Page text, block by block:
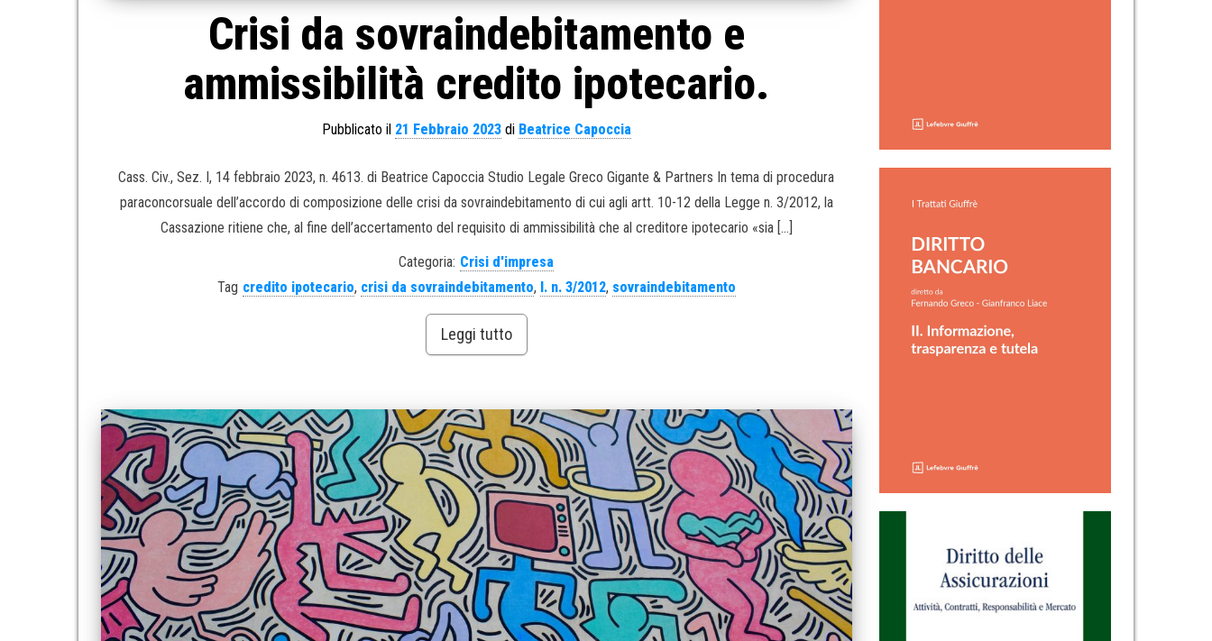
Crisi da sovraindebitamento e
ammissibilità credito ipotecario.
Pubblicato il 21 Febbraio 2023di Beatrice Capoccia
Cass. Civ., Sez. I, 14 febbraio 2023, n. 4613. di Beatrice Capoccia Studio Legale Greco Gigante & Partners In tema di procedura
paraconcorsuale dell’accordo di composizione delle crisi da sovraindebitamento di cui agli artt. 10-12 della Legge n. 3/2012, la
Cassazione ritiene che, al fine dell’accertamento del requisito di ammissibilità che al creditore ipotecario «sia […]
Categoria: Crisi d'impresa
Tag credito ipotecario, crisi da sovraindebitamento, l. n. 3/2012, sovraindebitamento
Leggi tutto